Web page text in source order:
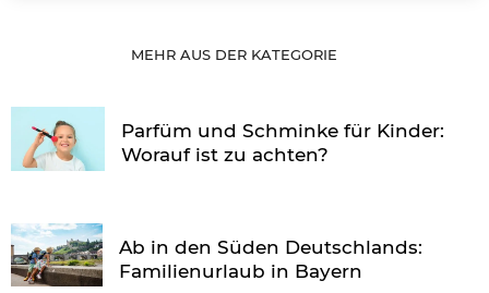
MEHR AUS DER KATEGORIE
Parfüm und Schminke für Kinder:
Worauf ist zu achten?
Ab in den Süden Deutschlands:
Familienurlaub in Bayern